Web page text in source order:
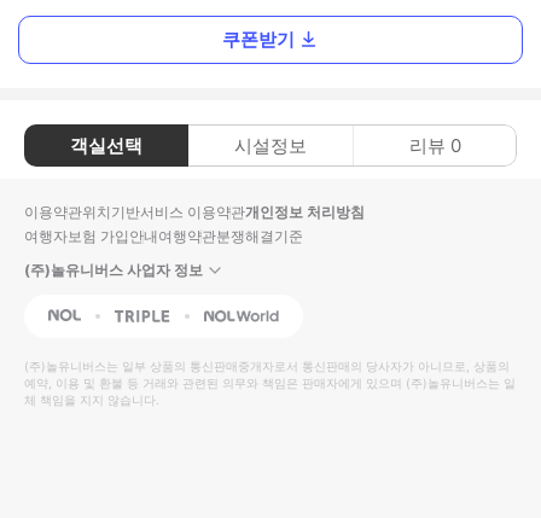
쿠폰받기
객실선택 시설정보 리뷰 0
이용약관위치기반서비스 이용약관개인정보 처리방침
여행자보험 가입안내여행약관분쟁해결기준
(주)놀유니버스 사업자 정보
NOL Triple Interpark Global
(주)놀유니버스는 일부 상품의 통신판매중개자로서 통신판매의 당사자가 아니므로, 상품의
예약, 이용 및 환불 등 거래와 관련된 의무와 책임은 판매자에게 있으며 (주)놀유니버스는 일
체 책임을 지지 않습니다.